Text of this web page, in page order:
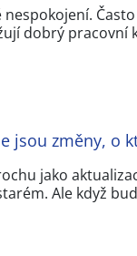
dobrý pracovní
jsou změny, o
jako
Ale když